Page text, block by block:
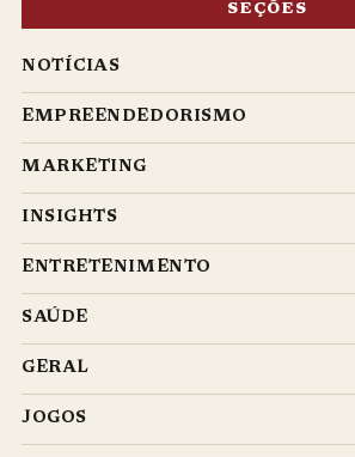
SEÇÕES
NOTÍCIAS
EMPREENDEDORISMO
MARKETING
INSIGHTS
ENTRETENIMENTO
SAÚDE
GERAL
JOGOS